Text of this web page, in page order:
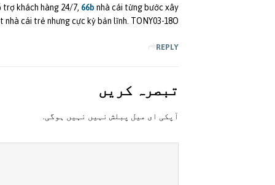
khách hàng 24/7, 66b nhà cái từng bước xây
nhà cái trẻ nhưng cực kỳ bản lĩnh. TONY03-18O
REPLY
تبصرہ کريں
آپکی ای ميل پبلش نہيں نہيں ہوگی.